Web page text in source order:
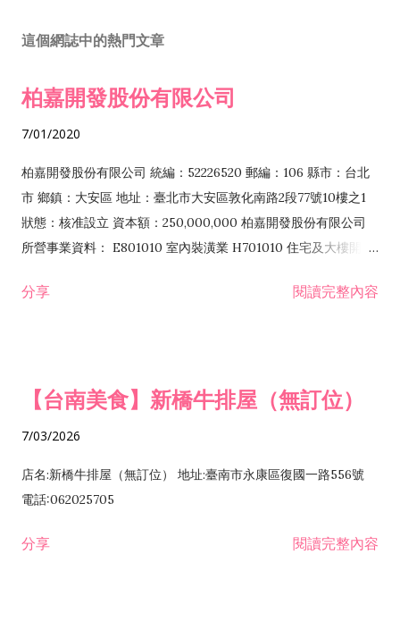
這個網誌中的熱門文章
柏嘉開發股份有限公司
7/01/2020
柏嘉開發股份有限公司 統編：52226520 郵編：106 縣市：台北
市 鄉鎮：大安區 地址：臺北市大安區敦化南路2段77號10樓之1
狀態：核准設立 資本額：250,000,000 柏嘉開發股份有限公司
所營事業資料： E801010 室內裝潢業 H701010 住宅及大樓開發
發業 H703090 不動產買賣業 H703100 不動產租賃業 I503010
分享 閱讀完整內容
【台南美食】新橋牛排屋（無訂位）
7/03/2026
店名:新橋牛排屋（無訂位） 地址:臺南市永康區復國一路556號
電話:062025705
分享 閱讀完整內容